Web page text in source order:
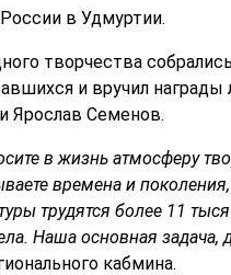
в Удмуртии.
творчества
и вручил награды
Ярослав Семенов.
в жизнь атмосферу
времена и поколения,
трудятся более 11
Наша основная задача,
кабмина.